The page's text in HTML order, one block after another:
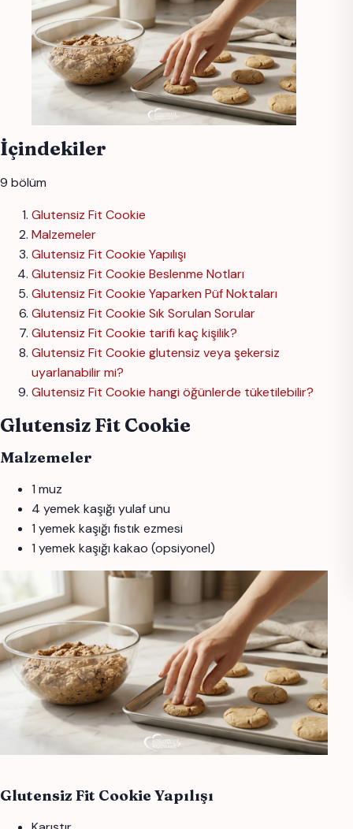
İçindekiler
9 bölüm
Glutensiz Fit Cookie
Malzemeler
Glutensiz Fit Cookie Yapılışı
Glutensiz Fit Cookie Beslenme Notları
Glutensiz Fit Cookie Yaparken Püf Noktaları
Glutensiz Fit Cookie Sık Sorulan Sorular
Glutensiz Fit Cookie tarifi kaç kişilik?
Glutensiz Fit Cookie glutensiz veya şekersiz
uyarlanabilir mi?
Glutensiz Fit Cookie hangi öğünlerde tüketilebilir?
Glutensiz Fit Cookie
Malzemeler
1 muz
4 yemek kaşığı yulaf unu
1 yemek kaşığı fıstık ezmesi
1 yemek kaşığı kakao (opsiyonel)
Glutensiz Fit Cookie Yapılışı